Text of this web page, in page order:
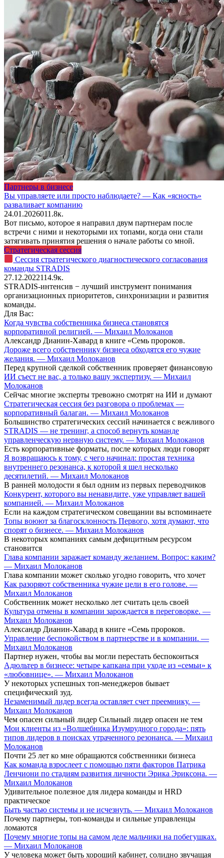
Партнеры в бизнесе
Вы управляете или просто наблюдаете? — Как «ясность»
разваливает компанию
24.01.2026011.8к.
Вот письмо, которое я направил двум партнерам после
встречи с ними и некоторыми их топами, когда они стали
затягивать принятия решения о начале работы со мной.
Стратегическая сессия
Сессия стратегического диагностического согласования
команды STRADIS
27.12.2022114.9к.
STRADIS-интенсив − лучший инструмент понимания
организационных приоритетов, синхронизации и развития
команды.
Для Вас:
Когда чувства собственника бизнеса становятся
корпоративной религией. — Михаил Молоканов
Александр Дианин-Хавард в книге «Семь пророков.
Дороже всего собственнику бизнеса обходятся его чужие
желания. — Михаил Молоканов
Перед крупной сделкой собственник проверяет финансовую
ИИ съест не вас, а только вашу экспертизу. — Михаил
Молоканов
Сейчас многие эксперты тревожно смотрят на ИИ и думают
Стратегическая сессия без разговора о проблемах —
корпоративный балаган. — Михаил Молоканов
Большинство стратегических сессий начинается с вежливого
STRADIS — не тренинг, а способ вернуть команде
управленческую нервную систему. — Михаил Молоканов
Есть корпоративные форматы, после которых люди говорят
Я возвращаюсь к тому, с чего начинал: простая техника
внутреннего резонанса, к которой я шел несколько
десятилетий. — Михаил Молоканов
В ранней молодости я был одним из первых переводчиков
Конкурент, которого вы ненавидите, уже управляет вашей
компанией. — Михаил Молоканов
Если на каждом стратегическом совещании вы вспоминаете
Топы воюют за благосклонность Первого, хотя думают, что
спорят о бизнесе. — Михаил Молоканов
В некоторых компаниях самым дефицитным ресурсом
становится
Глава компании заражает команду желанием. Вопрос: каким?
— Михаил Молоканов
Глава компании может сколько угодно говорить, что хочет
Как разоряют собственника чужие цели в его голове. —
Михаил Молоканов
Собственник может несколько лет считать цель своей
Культура отмены в компании зарождается в переговорке. —
Михаил Молоканов
Александр Дианин-Хавард в книге «Семь пророков.
Управление беспокойством в партнерстве и в компании. —
Михаил Молоканов
Партнер нужен, чтобы вы могли перестать беспокоиться
Адюльтер в бизнесе: четыре капкана при уходе из «семьи» к
«любовнице». — Михаил Молоканов
У некоторых успешных топ-менеджеров бывает
специфический зуд.
Незаменимый лидер всегда оставляет счет преемнику. —
Михаил Молоканов
Чем опасен сильный лидер Сильный лидер опасен не тем
Мои клиенты из «Волшебника Изумрудного города»: пять
типов лидеров в поисках утраченного резонанса. — Михаил
Молоканов
Почти 25 лет ко мне обращаются собственники бизнеса
Как команда взрослеет с помощью пяти факторов Патрика
Ленчиони по стадиям развития личности Эрика Эриксона. —
Михаил Молоканов
Удивительное полезное для лидера команды и HRD
практическое
Быть частью системы и не исчезнуть. — Михаил Молоканов
Почему партнеры, топ-команды и сильные управленцы
ломаются
Почему многие топы на самом деле мальчики на побегушках.
— Михаил Молоканов
У человека может быть хороший кабинет, солидно звучащая